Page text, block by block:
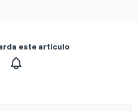
este artículo